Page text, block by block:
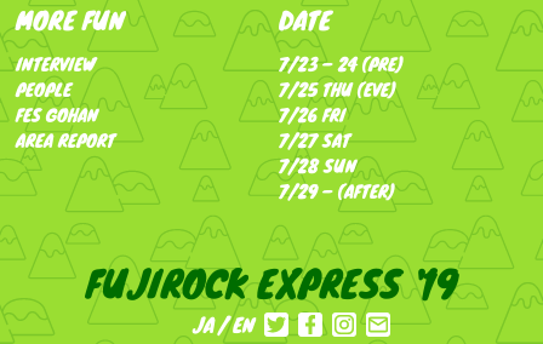
MORE FUN
INTERVIEW
PEOPLE
FES GOHAN
AREA REPORT
DATE
7/23 – 24 (PRE)
7/25 THU (EVE)
7/26 FRI
7/27 SAT
7/28 SUN
7/29 – (AFTER)
FUJIROCK EXPRESS '19
JA EN